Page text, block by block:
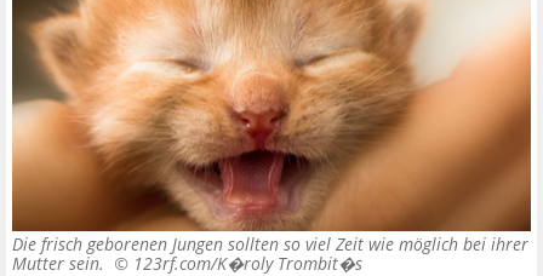
Die frisch geborenen Jungen sollten so viel Zeit wie möglich bei ihrer
Mutter sein. © 123rf.com/K�roly Trombit�s